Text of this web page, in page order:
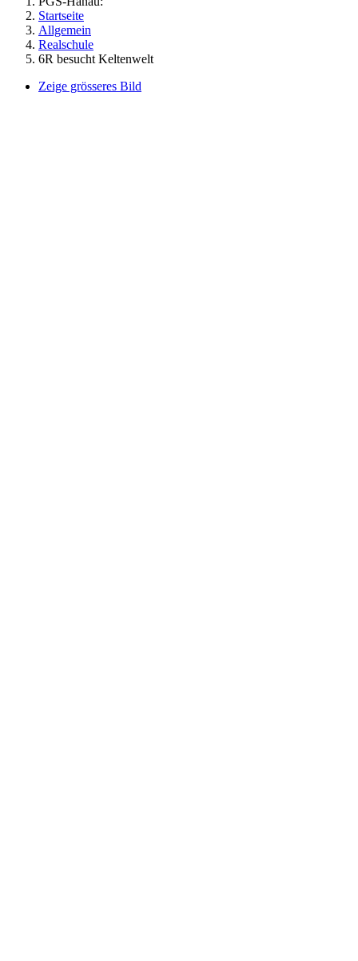
Startseite
Allgemein
Realschule
6R besucht Keltenwelt
Zeige grösseres Bild